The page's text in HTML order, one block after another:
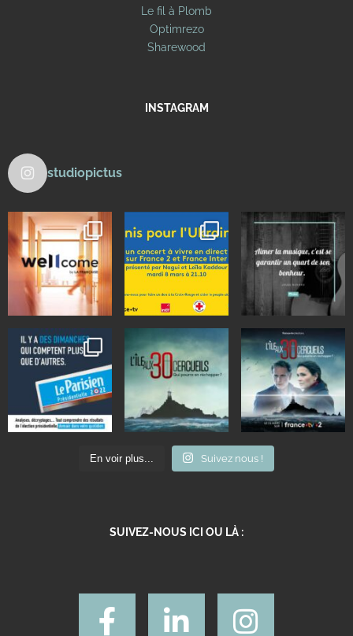
Le fil à Plomb
Optimrezo
Sharewood
INSTAGRAM
studiopictus
En voir plus... Suivez nous !
SUIVEZ-NOUS ICI OU LÀ :